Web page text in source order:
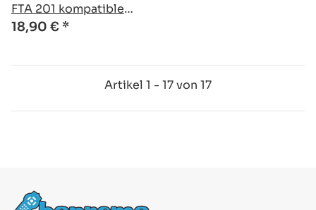
FTA 201 kompatible
Ersatz Fernbedienung
18,90 € *
Artikel 1 - 17 von 17